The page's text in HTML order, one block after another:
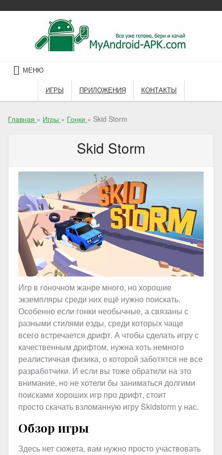
to
МЕНЮ
ИГРЫ ПРИЛОЖЕНИЯ КОНТАКТЫ
Главная » Игры » Гонки » Skid Storm
Skid Storm
Игр в гоночном жанре много, но хорошие
экземпляры среди них ещё нужно поискать.
Особенно если гонки необычные, а связаны с
разными стилями езды, среди которых чаще
всего встречается дрифт. А чтобы сделать игру с
качественным дрифтом, нужна хоть немного
реалистичная физика, о которой заботятся не все
разработчики. И если вы тоже обратили на это
внимание, но не хотели бы заниматься долгими
поисками хороших игр про дрифт, стоит
просто скачать взломанную игру Skidstorm у нас.
Обзор игры
Здесь нет сюжета, вам нужно просто участвовать